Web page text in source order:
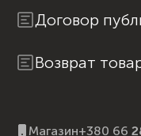
Договор
Возврат
Магазин+380 66